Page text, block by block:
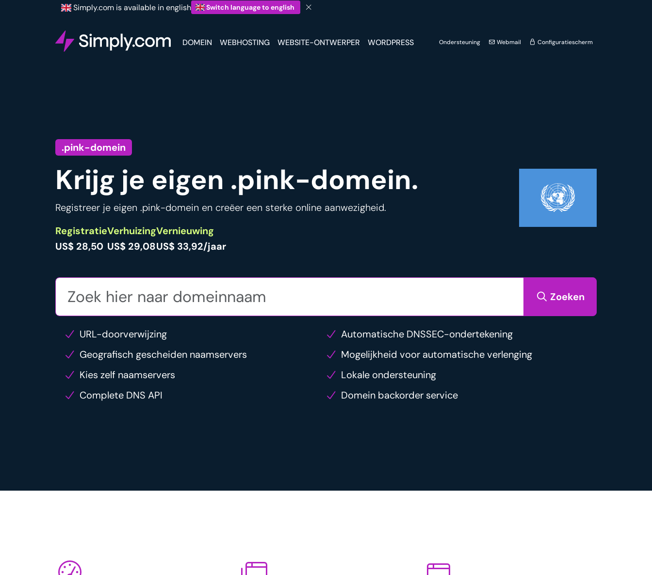
Simply.com is available in english Switch language to english
DOMEIN WEBHOSTING WEBSITE-ONTWERPER WORDPRESS Ondersteuning Webmail Configuratiescherm
.pink-domein
Krijg je eigen .pink-domein.
Registreer je eigen .pink-domein en creëer een sterke online aanwezigheid.
Registratie
US$ 28,50
Verhuizing
US$ 29,08
Vernieuwing
US$ 33,92/jaar
Zoeken
URL-doorverwijzing
Automatische DNSSEC-ondertekening
Geografisch gescheiden naamservers
Mogelijkheid voor automatische verlenging
Kies zelf naamservers
Lokale ondersteuning
Complete DNS API
Domein backorder service